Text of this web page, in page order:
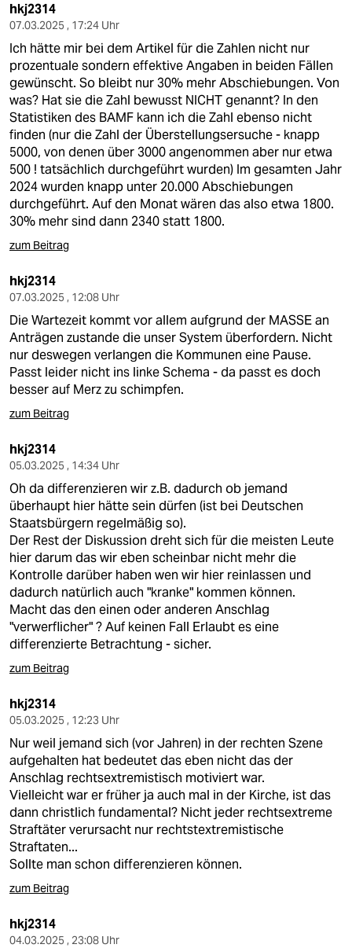
hkj2314
07.03.2025 , 17:24 Uhr
Ich hätte mir bei dem Artikel für die Zahlen nicht nur
prozentuale sondern effektive Angaben in beiden Fällen
gewünscht. So bleibt nur 30% mehr Abschiebungen. Von
was? Hat sie die Zahl bewusst NICHT genannt? In den
Statistiken des BAMF kann ich die Zahl ebenso nicht
finden (nur die Zahl der Überstellungsersuche - knapp
5000, von denen über 3000 angenommen aber nur etwa
500 ! tatsächlich durchgeführt wurden) Im gesamten Jahr
2024 wurden knapp unter 20.000 Abschiebungen
durchgeführt. Auf den Monat wären das also etwa 1800.
30% mehr sind dann 2340 statt 1800.
zum Beitrag
hkj2314
07.03.2025 , 12:08 Uhr
Die Wartezeit kommt vor allem aufgrund der MASSE an
Anträgen zustande die unser System überfordern. Nicht
nur deswegen verlangen die Kommunen eine Pause.
Passt leider nicht ins linke Schema - da passt es doch
besser auf Merz zu schimpfen.
zum Beitrag
hkj2314
05.03.2025 , 14:34 Uhr
Oh da differenzieren wir z.B. dadurch ob jemand
überhaupt hier hätte sein dürfen (ist bei Deutschen
Staatsbürgern regelmäßig so).
Der Rest der Diskussion dreht sich für die meisten Leute
hier darum das wir eben scheinbar nicht mehr die
Kontrolle darüber haben wen wir hier reinlassen und
dadurch natürlich auch "kranke" kommen können.
Macht das den einen oder anderen Anschlag
"verwerflicher" ? Auf keinen Fall Erlaubt es eine
differenzierte Betrachtung - sicher.
zum Beitrag
hkj2314
05.03.2025 , 12:23 Uhr
Nur weil jemand sich (vor Jahren) in der rechten Szene
aufgehalten hat bedeutet das eben nicht das der
Anschlag rechtsextremistisch motiviert war.
Vielleicht war er früher ja auch mal in der Kirche, ist das
dann christlich fundamental? Nicht jeder rechtsextreme
Straftäter verursacht nur rechtstextremistische
Straftaten...
Sollte man schon differenzieren können.
zum Beitrag
hkj2314
04.03.2025 , 23:08 Uhr